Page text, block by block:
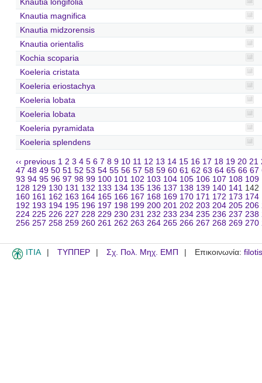
Knautia longifolia
Knautia magnifica
Knautia midzorensis
Knautia orientalis
Kochia scoparia
Koeleria cristata
Koeleria eriostachya
Koeleria lobata
Koeleria lobata
Koeleria pyramidata
Koeleria splendens
‹‹ previous 1 2 3 4 5 6 7 8 9 10 11 12 13 14 15 16 17 18 19 20 21
47 48 49 50 51 52 53 54 55 56 57 58 59 60 61 62 63 64 65 66 67
93 94 95 96 97 98 99 100 101 102 103 104 105 106 107 108 109
128 129 130 131 132 133 134 135 136 137 138 139 140 141 142
160 161 162 163 164 165 166 167 168 169 170 171 172 173 174
192 193 194 195 196 197 198 199 200 201 202 203 204 205 206
224 225 226 227 228 229 230 231 232 233 234 235 236 237 238
256 257 258 259 260 261 262 263 264 265 266 267 268 269 270
ITIA ΤΥΠΠΕΡ Σχ. Πολ. Μηχ. ΕΜΠ Επικοινωνία: